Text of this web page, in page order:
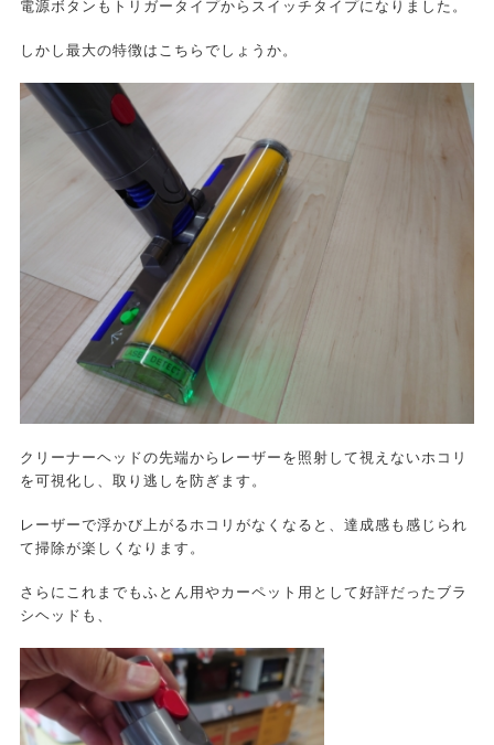
電源ボタンもトリガータイプからスイッチタイプになりました。
しかし最大の特徴はこちらでしょうか。
クリーナーヘッドの先端からレーザーを照射して視えないホコリ
を可視化し、取り逃しを防ぎます。
レーザーで浮かび上がるホコリがなくなると、達成感も感じられ
て掃除が楽しくなります。
さらにこれまでもふとん用やカーペット用として好評だったブラ
シヘッドも、